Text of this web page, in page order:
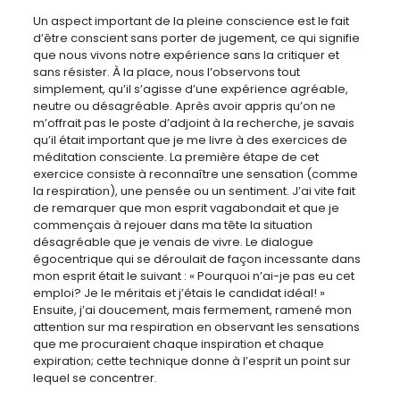
Un aspect important de la pleine conscience est le fait
d’être conscient sans porter de jugement, ce qui signifie
que nous vivons notre expérience sans la critiquer et
sans résister. À la place, nous l’observons tout
simplement, qu’il s’agisse d’une expérience agréable,
neutre ou désagréable. Après avoir appris qu’on ne
m’offrait pas le poste d’adjoint à la recherche, je savais
qu’il était important que je me livre à des exercices de
méditation consciente. La première étape de cet
exercice consiste à reconnaître une sensation (comme
la respiration), une pensée ou un sentiment. J’ai vite fait
de remarquer que mon esprit vagabondait et que je
commençais à rejouer dans ma tête la situation
désagréable que je venais de vivre. Le dialogue
égocentrique qui se déroulait de façon incessante dans
mon esprit était le suivant : « Pourquoi n’ai-je pas eu cet
emploi? Je le méritais et j’étais le candidat idéal! »
Ensuite, j’ai doucement, mais fermement, ramené mon
attention sur ma respiration en observant les sensations
que me procuraient chaque inspiration et chaque
expiration; cette technique donne à l’esprit un point sur
lequel se concentrer.